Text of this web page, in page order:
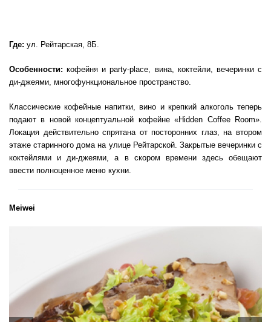
Где: ул. Рейтарская, 8Б.
Особенности:кофейня и party-place, вина, коктейли, вечеринки с
ди-джеями, многофункциональное пространство.
Классические кофейные напитки, вино и крепкий алкоголь теперь
подают в новой концептуальной кофейне «Hidden Coffee Room».
Локация действительно спрятана от посторонних глаз, на втором
этаже старинного дома на улице Рейтарской. Закрытые вечеринки с
коктейлями и ди-джеями, а в скором времени здесь обещают
ввести полноценное меню кухни.
Meiwei